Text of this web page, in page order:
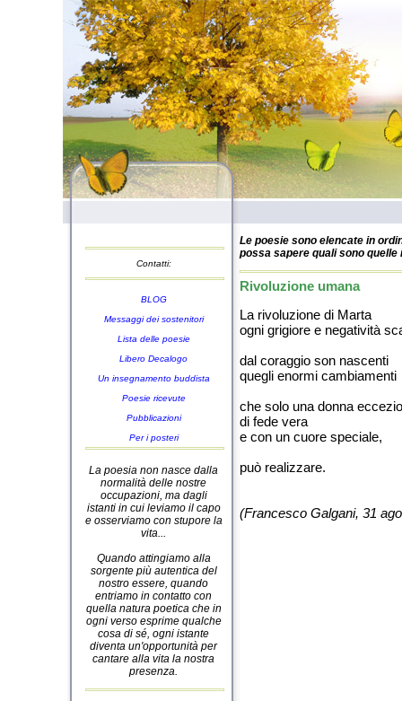
Contatti:
BLOG
Messaggi dei sostenitori
Lista delle poesie
Libero Decalogo
Un insegnamento buddista
Poesie ricevute
Pubblicazioni
Per i posteri
La poesia non nasce dalla
normalità delle nostre
occupazioni, ma dagli
istanti in cui leviamo il capo
e osserviamo con stupore la
vita...
Quando attingiamo alla
sorgente più autentica del
nostro essere, quando
entriamo in contatto con
quella natura poetica che in
ogni verso esprime qualche
cosa di sé, ogni istante
diventa un'opportunità per
cantare alla vita la nostra
presenza.
Le poesie sono elencate in
possa sapere quali sono
Rivoluzione umana
La rivoluzione di Marta
ogni grigiore e negatività
dal coraggio son nascenti
quegli enormi cambiamenti
che solo una donna
di fede vera
e con un cuore speciale,
può realizzare.
(Francesco Galgani, 31